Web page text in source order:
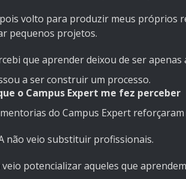
volto para produzir meus próprios
pequenos projetos.
que aprender deixou de ser apenas
a ser construir um processo.
o Campus Expert me fez perceber
do Campus Expert
não veio substituir profissionais.
veio potencializar aqueles que